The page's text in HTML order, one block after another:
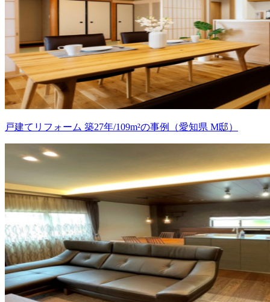
戸建てリフォーム 築27年/109m²の事例（愛知県 M邸）